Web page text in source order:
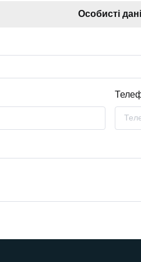
Особисті дані